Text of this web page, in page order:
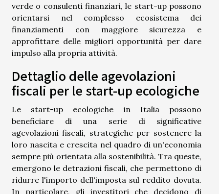
verde o consulenti finanziari, le start-up possono
orientarsi nel complesso ecosistema dei
finanziamenti con maggiore sicurezza e
approfittare delle migliori opportunità per dare
impulso alla propria attività.
Dettaglio delle agevolazioni
fiscali per le start-up ecologiche
Le start-up ecologiche in Italia possono
beneficiare di una serie di significative
agevolazioni fiscali, strategiche per sostenere la
loro nascita e crescita nel quadro di un'economia
sempre più orientata alla sostenibilità. Tra queste,
emergono le detrazioni fiscali, che permettono di
ridurre l'importo dell'imposta sul reddito dovuta.
In particolare, gli investitori che decidono di